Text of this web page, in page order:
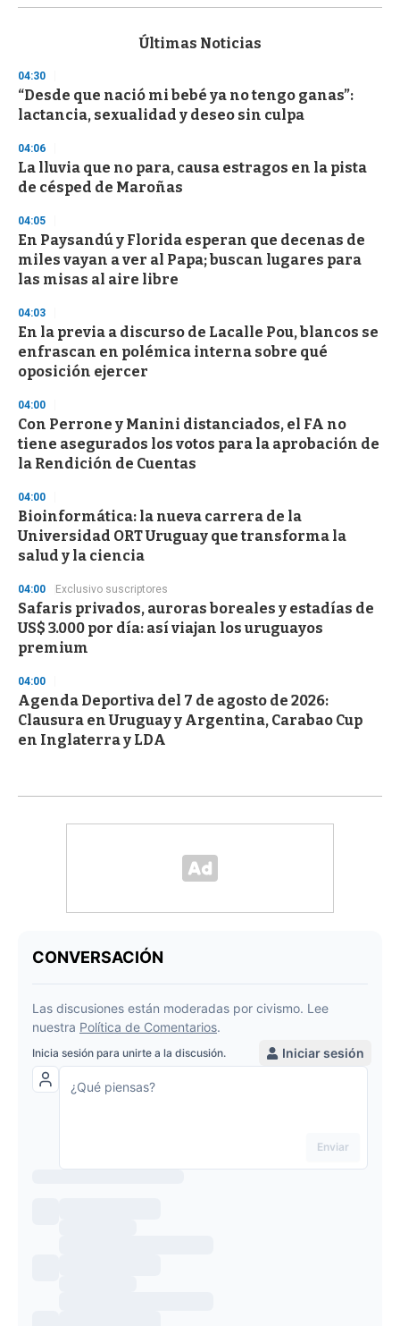
s
d
s
o
f
3
s
e
c
n
d
Últimas Noticias
04:30
“Desde que nació mi bebé ya no tengo ganas”:
lactancia, sexualidad y deseo sin culpa
04:06
La lluvia que no para, causa estragos en la pista
de césped de Maroñas
04:05
En Paysandú y Florida esperan que decenas de
miles vayan a ver al Papa; buscan lugares para
las misas al aire libre
04:03
En la previa a discurso de Lacalle Pou, blancos se
enfrascan en polémica interna sobre qué
oposición ejercer
04:00
Con Perrone y Manini distanciados, el FA no
tiene asegurados los votos para la aprobación de
la Rendición de Cuentas
04:00
Bioinformática: la nueva carrera de la
Universidad ORT Uruguay que transforma la
salud y la ciencia
04:00 Exclusivo suscriptores
Safaris privados, auroras boreales y estadías de
US$ 3.000 por día: así viajan los uruguayos
premium
04:00
Agenda Deportiva del 7 de agosto de 2026:
Clausura en Uruguay y Argentina, Carabao Cup
en Inglaterra y LDA